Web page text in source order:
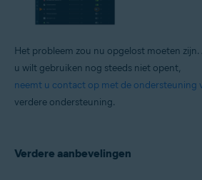
Het probleem zou nu opgelost moeten
u wilt gebruiken nog steeds niet opent,
neemt u contact op met de ondersteuning
verdere ondersteuning.
Verdere aanbevelingen